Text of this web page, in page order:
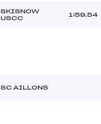
SKISNOW
USCC
1:59.54
SC AILLONS